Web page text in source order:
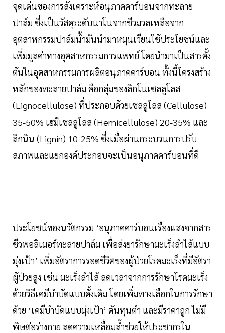
จุดเด่นของการสังเคราะห์อนุภาคคาร์บอนจากทะลาย
ปาล์ม ซึ่งเป็นวัสดุระดับนาโนจากชีวมวลเหลือจาก
อุตสาหกรรมปาล์มน้ำมันนำมาหมุนเวียนใช้ประโยชน์และ
เพิ่มมูลค่าทางอุตสาหกรรมการแพทย์ โดยนำมาเป็นสารตั้ง
ต้นในอุตสาหกรรมการผลิตอนุภาคคาร์บอน ทั้งนี้โครงสร้าง
หลักของทะลายปาล์ม คือกลุ่มของลิกโนเซลลูโลส
(Lignocellulose) ที่ประกอบด้วยเซลลูโลส (Cellulose)
35-50% เฮมิเซลลูโลส (Hemicellulose) 20-35% และ
ลิกนิน (Lignin) 10-25% ซึ่งเมื่อผ่านกระบวนการปรับ
สภาพและแยกองค์ประกอบจะเป็นอนุภาคคาร์บอนที่ดี
ประโยชน์ของนวัตกรรม ‘อนุภาคคาร์บอนเรืองแสงจากสาร
ชีวพอลิเมอร์ทะลายปาล์ม เพื่อส่งยารักษามะเร็งลำไส้แบบ
มุ่งเป้า’ เพิ่มอัตราการรอดชีวิตของผู้ป่วยโรคมะเร็งที่มีอัตรา
ผู้ป่วยสูง เช่น มะเร็งลำไส้ ลดเวลาจากการรักษาโรคมะเร็ง
ด้วยวิธีเคมีบำบัดแบบดั้งเดิม โดยเพิ่มทางเลือกในการรักษา
ด้วย ‘เคมีบำบัดแบบมุ่งเป้า’ ต้นทุนต่ำ และมีราคาถูก ไม่มี
พิษต่อร่างกาย ลดความเหลื่อมล้ำช่วยให้ประชากรใน